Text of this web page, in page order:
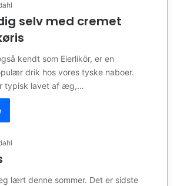
selv med cremet
kendt som Eierlikör, er en
drik hos vores tyske naboer.
typisk lavet af æg,…
lært denne sommer. Det er sidste